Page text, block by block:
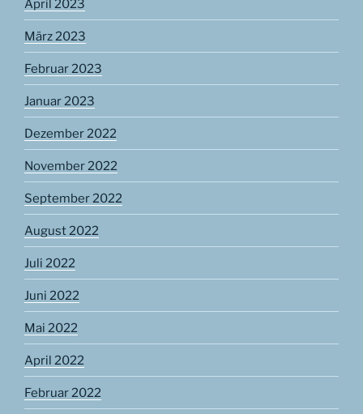
April 2023
März 2023
Februar 2023
Januar 2023
Dezember 2022
November 2022
September 2022
August 2022
Juli 2022
Juni 2022
Mai 2022
April 2022
Februar 2022